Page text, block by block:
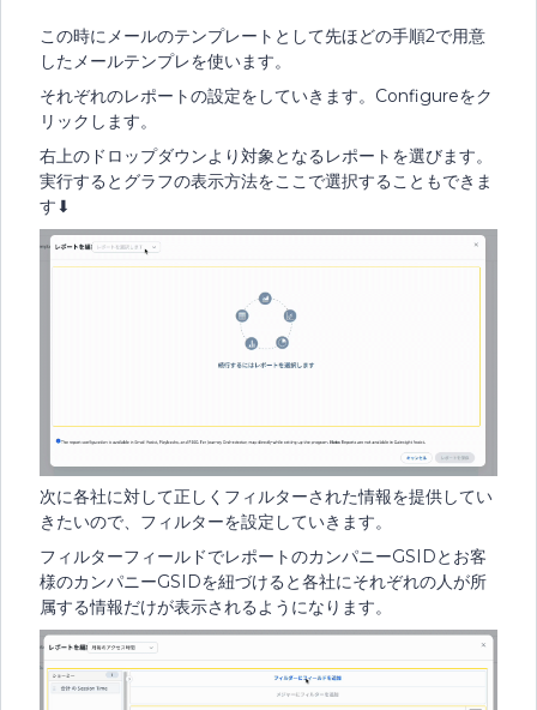
この時にメールのテンプレートとして先ほどの手順2で用意
したメールテンプレを使います。
それぞれのレポートの設定をしていきます。Configureをク
リックします。
右上のドロップダウンより対象となるレポートを選びます。
実行するとグラフの表示方法をここで選択することもできま
す⬇︎
次に各社に対して正しくフィルターされた情報を提供してい
きたいので、フィルターを設定していきます。
フィルターフィールドでレポートのカンパニーGSIDとお客
様のカンパニーGSIDを紐づけると各社にそれぞれの人が所
属する情報だけが表示されるようになります。